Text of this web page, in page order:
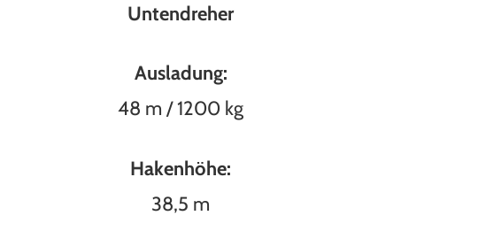
Untendreher
Ausladung:
48 m / 1200 kg
Hakenhöhe:
38,5 m